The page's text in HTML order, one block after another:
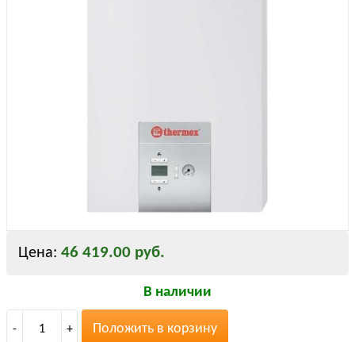
Цена: 46 419.00 руб.
В наличии
- 1 + Положить в корзину